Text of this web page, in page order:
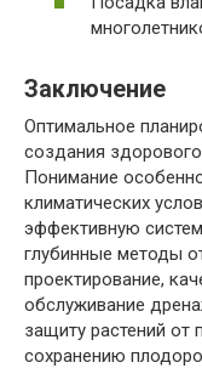
Заключение
Оптимальное
создания
Понимание
климатических
эффективную
глубинные методы
проектирование,
обслуживание
защиту растений от
сохранению